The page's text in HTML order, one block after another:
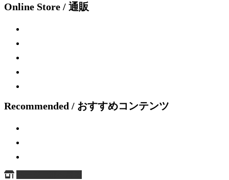
Online Store / 通販
Recommended / おすすめコンテンツ